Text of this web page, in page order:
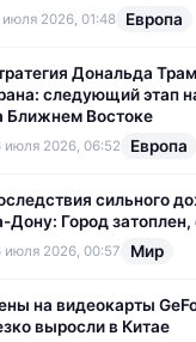
июля 2026, 01:48 Европа
Дональда
следующий этап
Ближнем Востоке
июля 2026, 06:52 Европа
сильного
Дону: Город
июля 2026, 00:57 Мир
на видеокарты
выросли в Китае